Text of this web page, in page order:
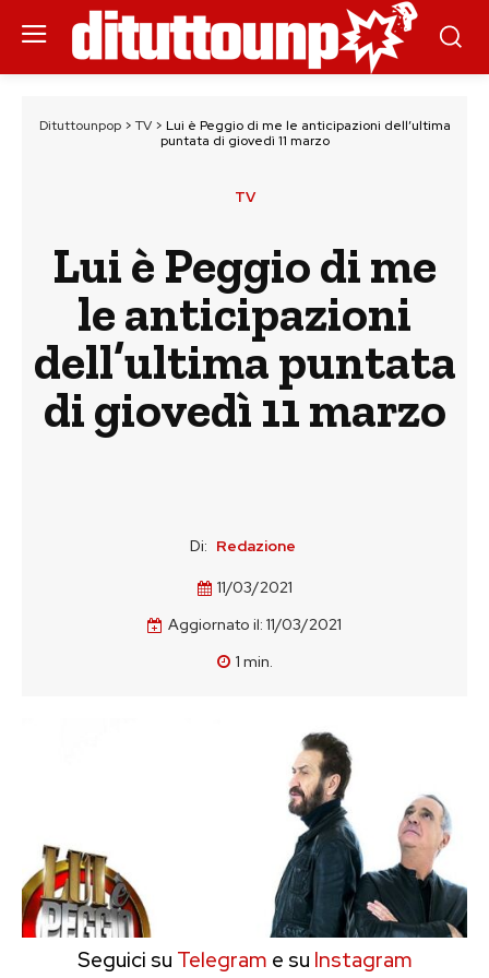
Dituttounpop> TV> Lui è Peggio di me le anticipazioni dell’ultima
puntata di giovedì 11 marzo
TV
Lui è Peggio di me
le anticipazioni
dell’ultima puntata
di giovedì 11 marzo
Di: Redazione
11/03/2021
Aggiornato il: 11/03/2021
1 min.
Seguici su Telegram e su Instagram